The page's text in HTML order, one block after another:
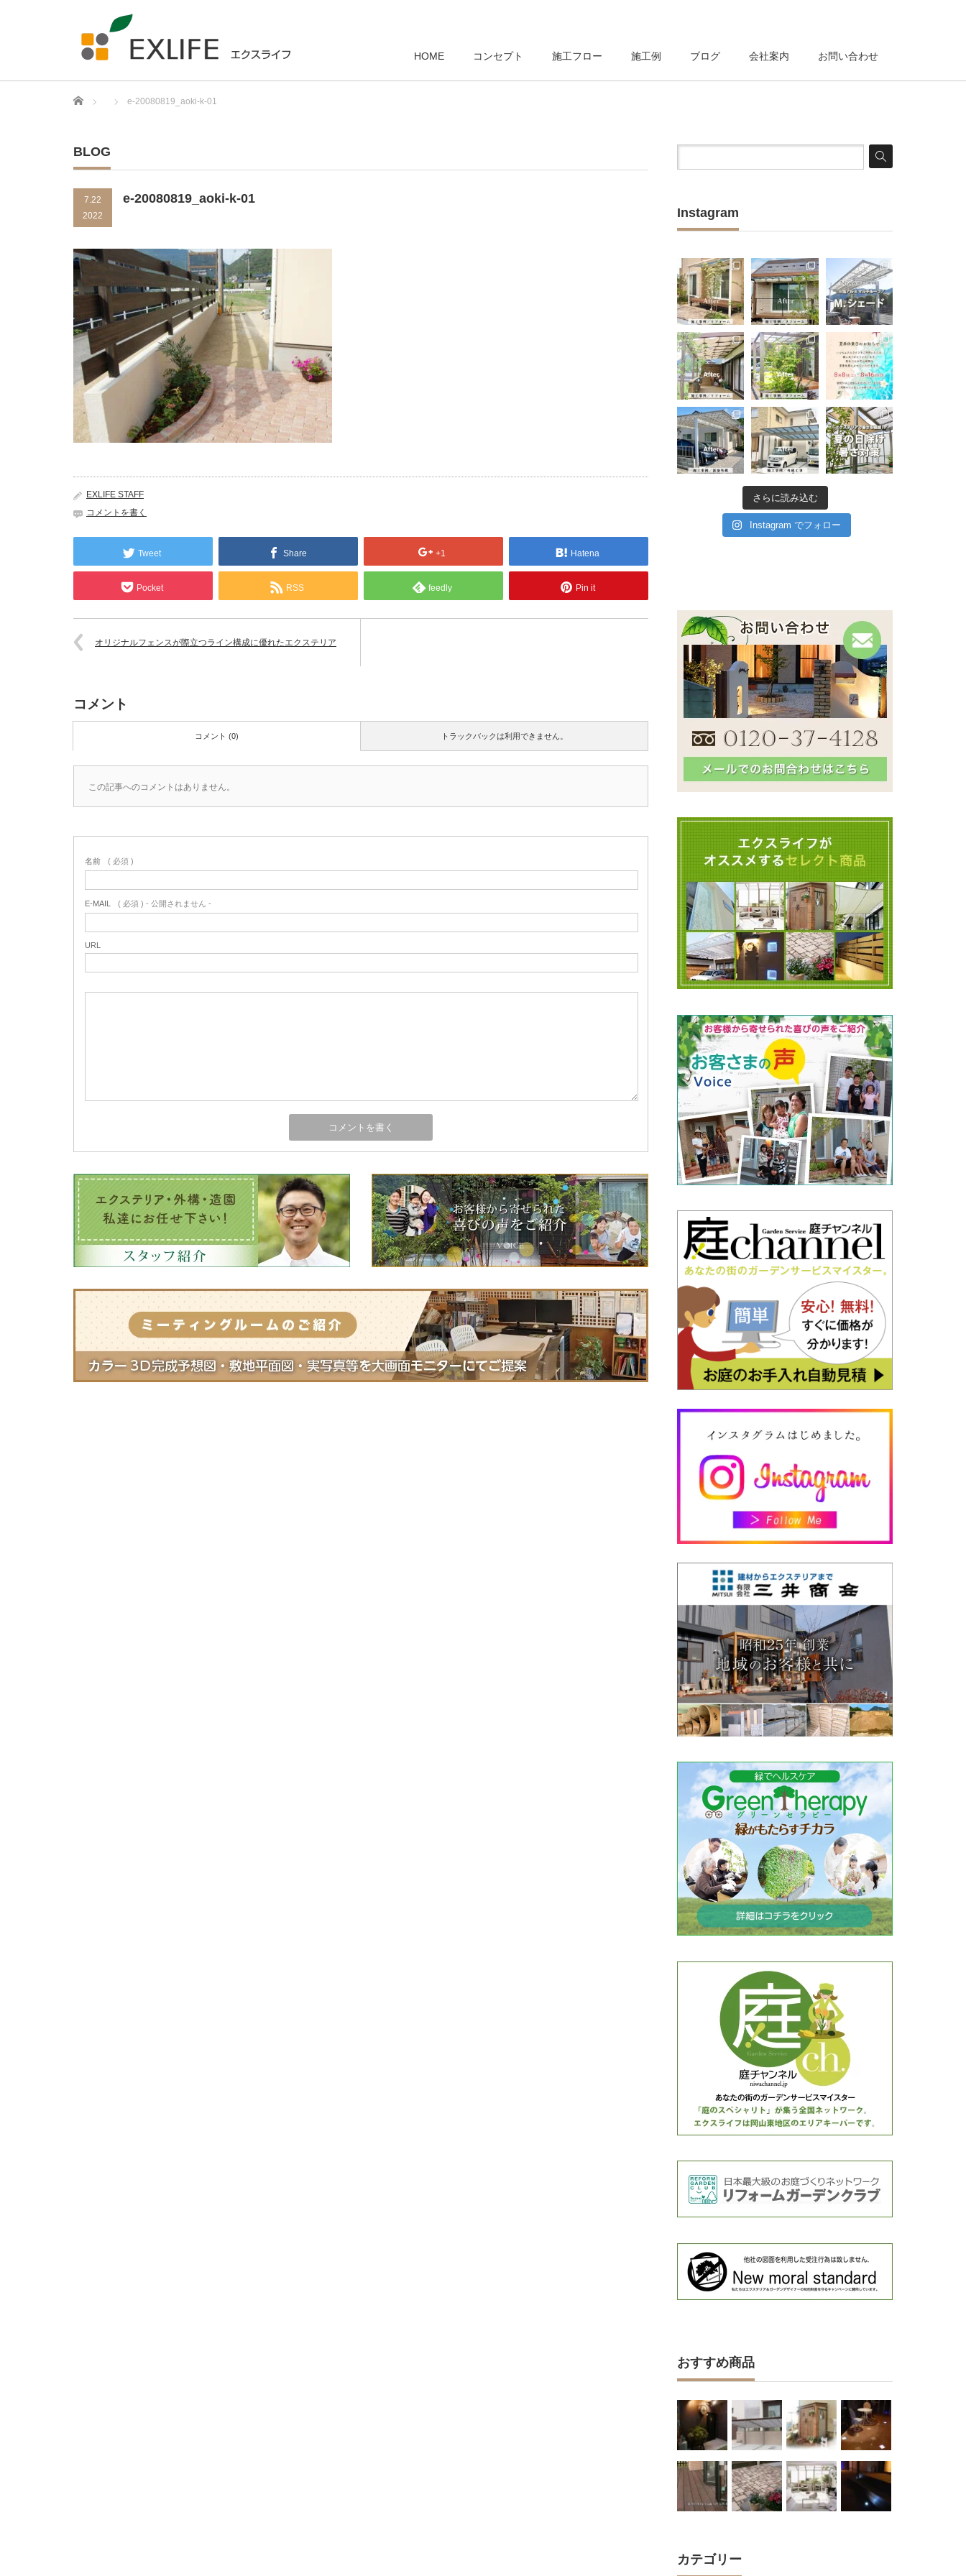
HOME コンセプト 施工フロー 施工例 ブログ 会社案内 お問い合わせ
Home e-20080819_aoki-k-01
BLOG
7.22
2022
e-20080819_aoki-k-01
EXLIFE STAFF
コメントを書く
Tweet Share +1 Hatena
Pocket RSS feedly Pin it
オリジナルフェンスが際立つライン構成に優れたエクステリア
コメント
トラックバックは利用できません。
コメント (0)
この記事へのコメントはありません。
名前 ( 必須 )
E-MAIL ( 必須 ) - 公開されません -
URL
Instagram
さらに読み込む
Instagram でフォロー
おすすめ商品
カテゴリー